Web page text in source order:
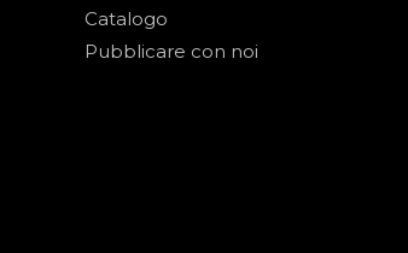
Catalogo
Pubblicare con noi